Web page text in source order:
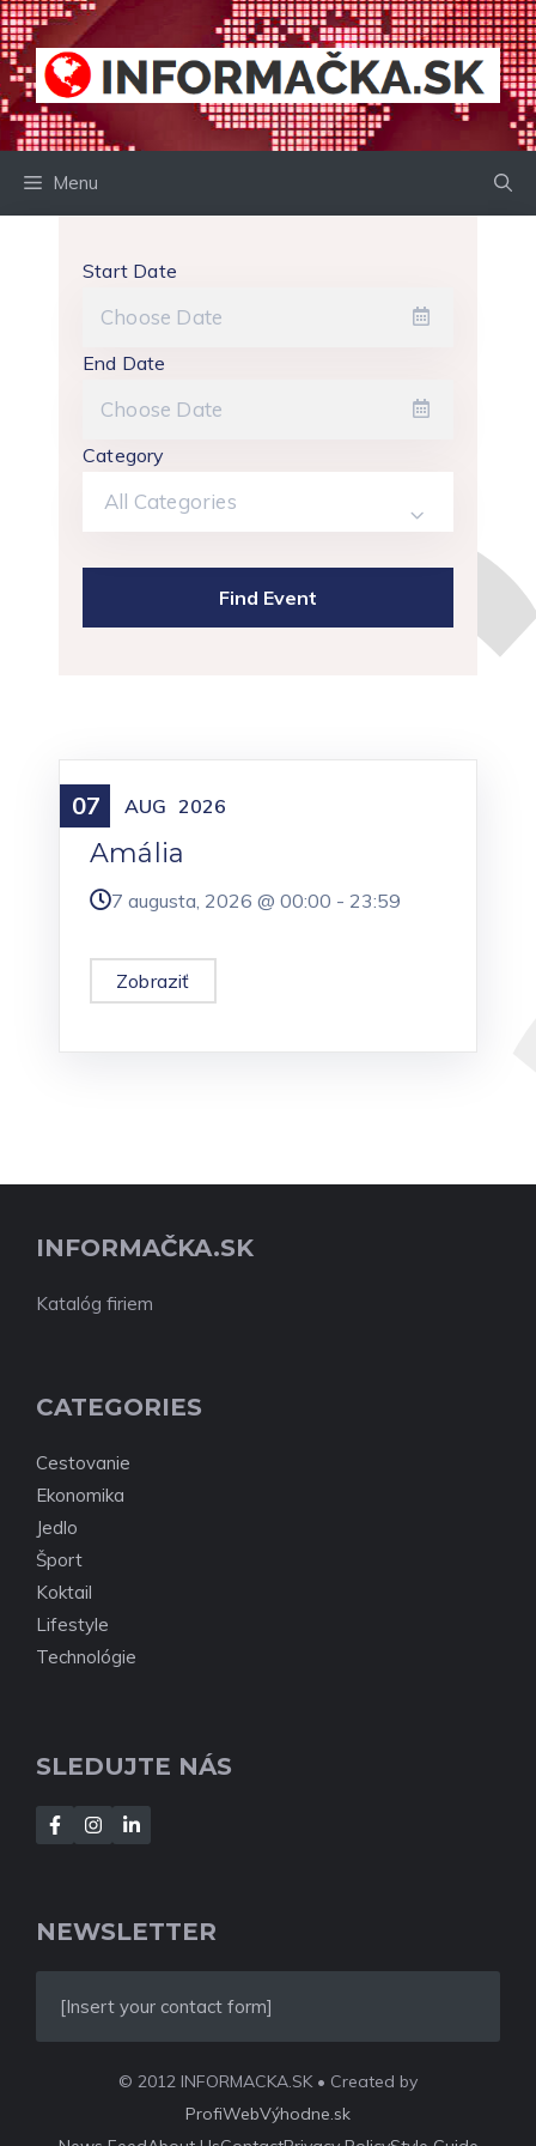
Preskočiť
na
obsah
Menu
Start Date
End Date
Category
All Categories
07 AUG 2026
Meniny
Amália
7 augusta, 2026 @ 00:00 - 23:59
Zobraziť
INFORMAČKA.SK
Katalóg firiem
CATEGORIES
Cestovanie
Ekonomika
Jedlo
Šport
Koktail
Lifestyle
Technológie
SLEDUJTE NÁS
NEWSLETTER
[Insert your contact form]
© 2012 INFORMACKA.SK • Created by
ProfiWebVýhodne.sk